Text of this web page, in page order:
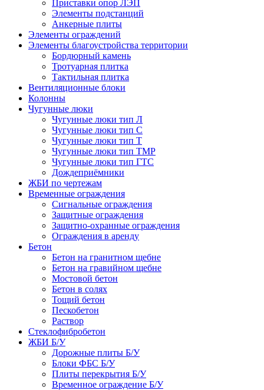
Приставки опор ЛЭП
Элементы подстанций
Анкерные плиты
Элементы ограждений
Элементы благоустройства территории
Бордюрный камень
Тротуарная плитка
Тактильная плитка
Вентиляционные блоки
Колонны
Чугунные люки
Чугунные люки тип Л
Чугунные люки тип С
Чугунные люки тип Т
Чугунные люки тип ТМР
Чугунные люки тип ГТС
Дождеприёмники
ЖБИ по чертежам
Временные ограждения
Сигнальные ограждения
Защитные ограждения
Защитно-охранные ограждения
Ограждения в аренду
Бетон
Бетон на гранитном щебне
Бетон на гравийном щебне
Мостовой бетон
Бетон в солях
Тощий бетон
Пескобетон
Раствор
Стеклофибробетон
ЖБИ Б/У
Дорожные плиты Б/У
Блоки ФБС Б/У
Плиты перекрытия Б/У
Временное ограждение Б/У